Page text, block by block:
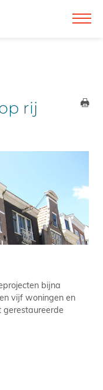
rij
bijna
vijf woningen en
gerestaureerde